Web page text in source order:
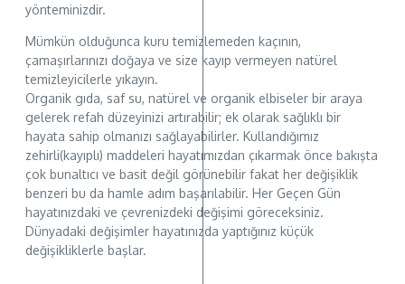
yönteminizdir.
Mümkün olduğunca kuru temizlemeden kaçının,
çamaşırlarınızı doğaya ve size kayıp vermeyen natürel
temizleyicilerle yıkayın.
Organik gıda, saf su, natürel ve organik elbiseler bir araya
gelerek refah düzeyinizi artırabilir; ek olarak sağlıklı bir
hayata sahip olmanızı sağlayabilirler. Kullandığımız
zehirli(kayıplı) maddeleri hayatımızdan çıkarmak önce bakışta
çok bunaltıcı ve basit değil görünebilir fakat her değişiklik
benzeri bu da hamle adım başarılabilir. Her Geçen Gün
hayatınızdaki ve çevrenizdeki değişimi göreceksiniz.
Dünyadaki değişimler hayatınızda yaptığınız küçük
değişikliklerle başlar.